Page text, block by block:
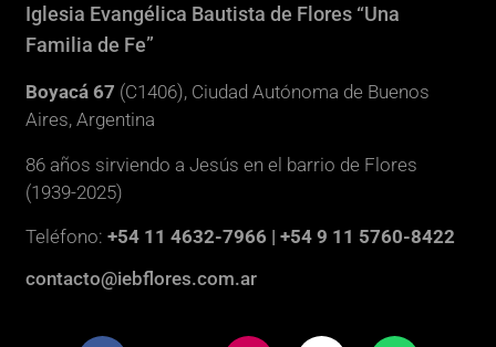
Iglesia Evangélica Bautista de Flores “Una
Familia de Fe”
Boyacá 67 (C1406), Ciudad Autónoma de Buenos
Aires, Argentina
86 años sirviendo a Jesús en el barrio de Flores
(1939-2025)
Teléfono:+54 11 4632-7966 | +54 9 11 5760-8422
contacto@iebflores.com.ar